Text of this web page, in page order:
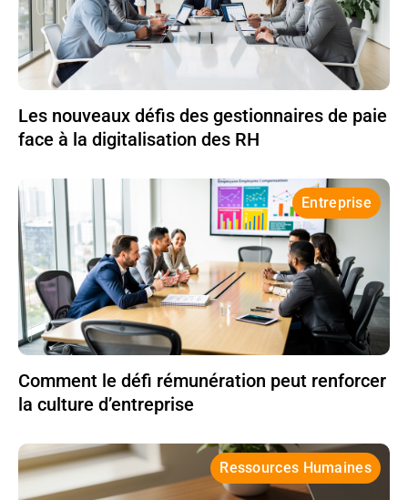
Les nouveaux défis des gestionnaires de paie
face à la digitalisation des RH
Entreprise
Comment le défi rémunération peut renforcer
la culture d’entreprise
Ressources Humaines